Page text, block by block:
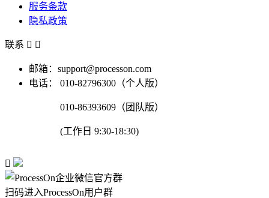
服务条款
隐私政策
联系  
邮箱：support@processon.com
电话：
010-82796300（个人版）
010-86393609（团队版）
(工作日 9:30-18:30)

扫码进入ProcessOn用户群